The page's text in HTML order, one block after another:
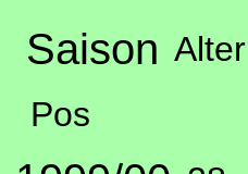
Saison Alter
Pos